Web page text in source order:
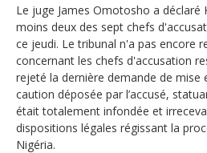
Le juge James Omotosho a déclaré
moins deux des sept chefs
ce jeudi. Le tribunal n'a pas encore
concernant les chefs d'accusation
rejeté la dernière demande de mise
caution déposée par l’accusé,
était totalement infondée et
dispositions légales régissant la
Nigéria.